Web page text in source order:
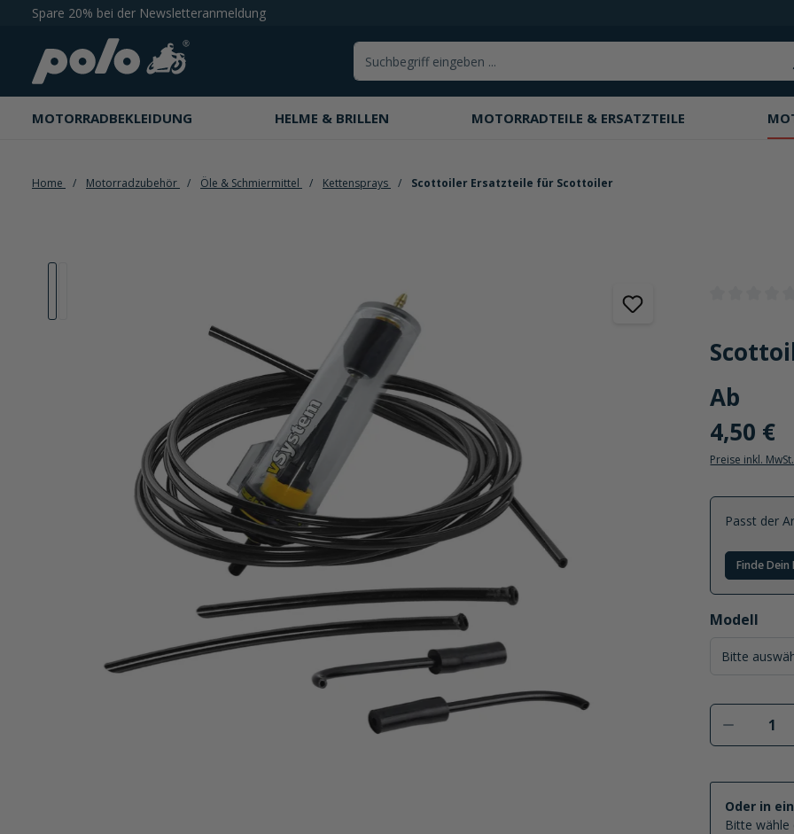
Zur Hauptnavigation springen
Spare 20% bei der Newsletteranmeldung
MOTORRADBEKLEIDUNG HELME & BRILLEN MOTORRADTEILE & ERSATZTEILE
Home Motorradzubehör Öle & Schmiermittel Kettensprays Scottoiler Ersatzteile für Scottoiler
Ab
4,50 €
Preise inkl.
Passt der
Finde Dein
Modell
auswählen
Produkt
Oder in
Bitte wähle